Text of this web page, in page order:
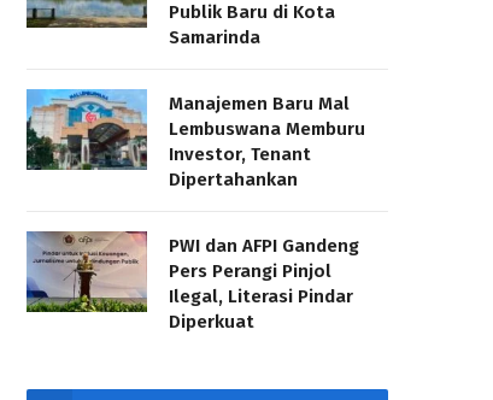
Publik Baru di Kota
Samarinda
Manajemen Baru Mal
Lembuswana Memburu
Investor, Tenant
Dipertahankan
PWI dan AFPI Gandeng
Pers Perangi Pinjol
Ilegal, Literasi Pindar
Diperkuat